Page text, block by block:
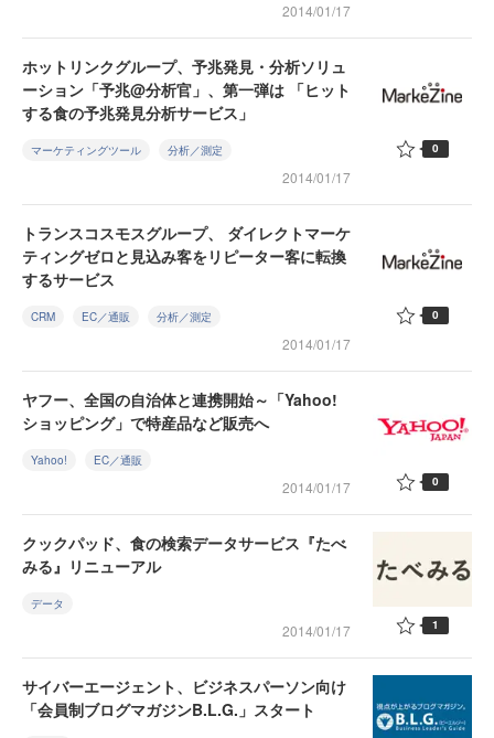
2014/01/17
ホットリンクグループ、予兆発見・分析ソリュ
ーション「予兆@分析官」、第一弾は 「ヒット
する食の予兆発見分析サービス」
マーケティングツール 分析／測定
2014/01/17
0
トランスコスモスグループ、 ダイレクトマーケ
ティングゼロと見込み客をリピーター客に転換
するサービス
CRM EC／通販 分析／測定
2014/01/17
0
ヤフー、全国の自治体と連携開始～「Yahoo!
ショッピング」で特産品など販売へ
Yahoo! EC／通販
2014/01/17 0
クックパッド、食の検索データサービス『たべ
みる』リニューアル
データ
2014/01/17 1
サイバーエージェント、ビジネスパーソン向け
「会員制ブログマガジンB.L.G.」スタート